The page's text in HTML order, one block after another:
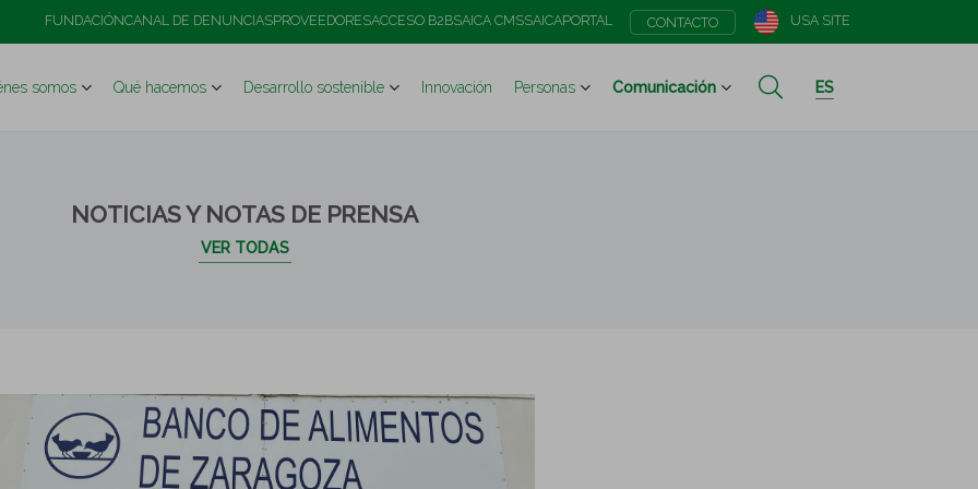
gracias al compromiso de sus empleados
FUNDACIÓNCANAL DE DENUNCIASPROVEEDORESACCESO B2BSAICA CMSSAICAPORTAL CONTACTO USA SITE
somos Qué hacemos Desarrollo sostenible Innovación Personas Comunicación ES
NOTICIAS Y NOTAS DE PRENSA
VER TODAS